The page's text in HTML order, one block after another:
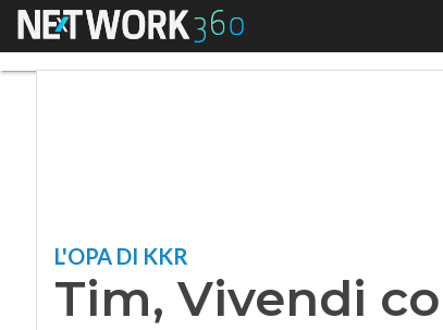
Menu Tim, Vivendi
L'OPA DI KKR
Tim, Vivendi